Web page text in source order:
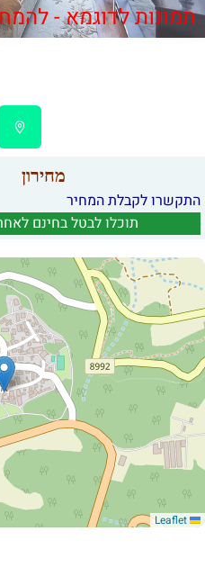
תמונות לדוגמא -
מחירון
התקשרו לקבלת המחיר
תוכלו לבטל בחינם